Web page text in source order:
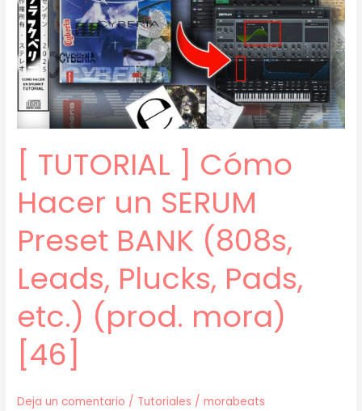
para
STICKY
MA
y
SARAMALACARA
(prod.
mora)
[47]
[ TUTORIAL ] Cómo
Hacer un SERUM
Preset BANK (808s,
Leads, Plucks, Pads,
etc.) (prod. mora)
[46]
Deja un comentario / Tutoriales /morabeats